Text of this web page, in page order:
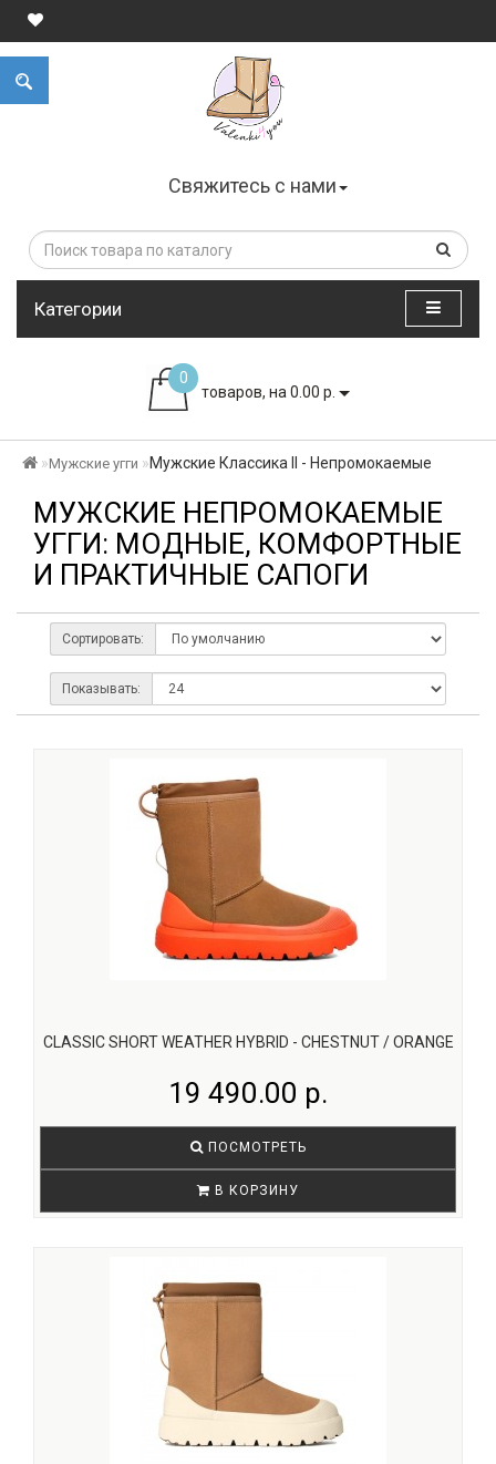
Свяжитесь с нами
Категории
0
товаров, на 0.00 р.
Мужские угги Мужские Классика II - Непромокаемые
МУЖСКИЕ НЕПРОМОКАЕМЫЕ
УГГИ: МОДНЫЕ, КОМФОРТНЫЕ
И ПРАКТИЧНЫЕ САПОГИ
Сортировать:
Показывать:
CLASSIC SHORT WEATHER HYBRID - CHESTNUT / ORANGE
19 490.00 р.
ПОСМОТРЕТЬ
В КОРЗИНУ